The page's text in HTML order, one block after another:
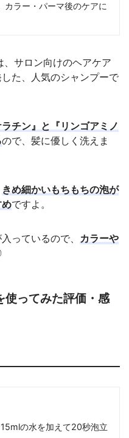
カラー・パーマ後のケアに
、サロン向けのヘアケア
た、人気のシャンプーで
ラチン』と『リンゴアミノ
ので、髪に優しく洗えま
きめ細かいもちもちの泡が
ですよ。
っているので、 カラーや
使ってみた評価・感
の水を加えて20秒泡立